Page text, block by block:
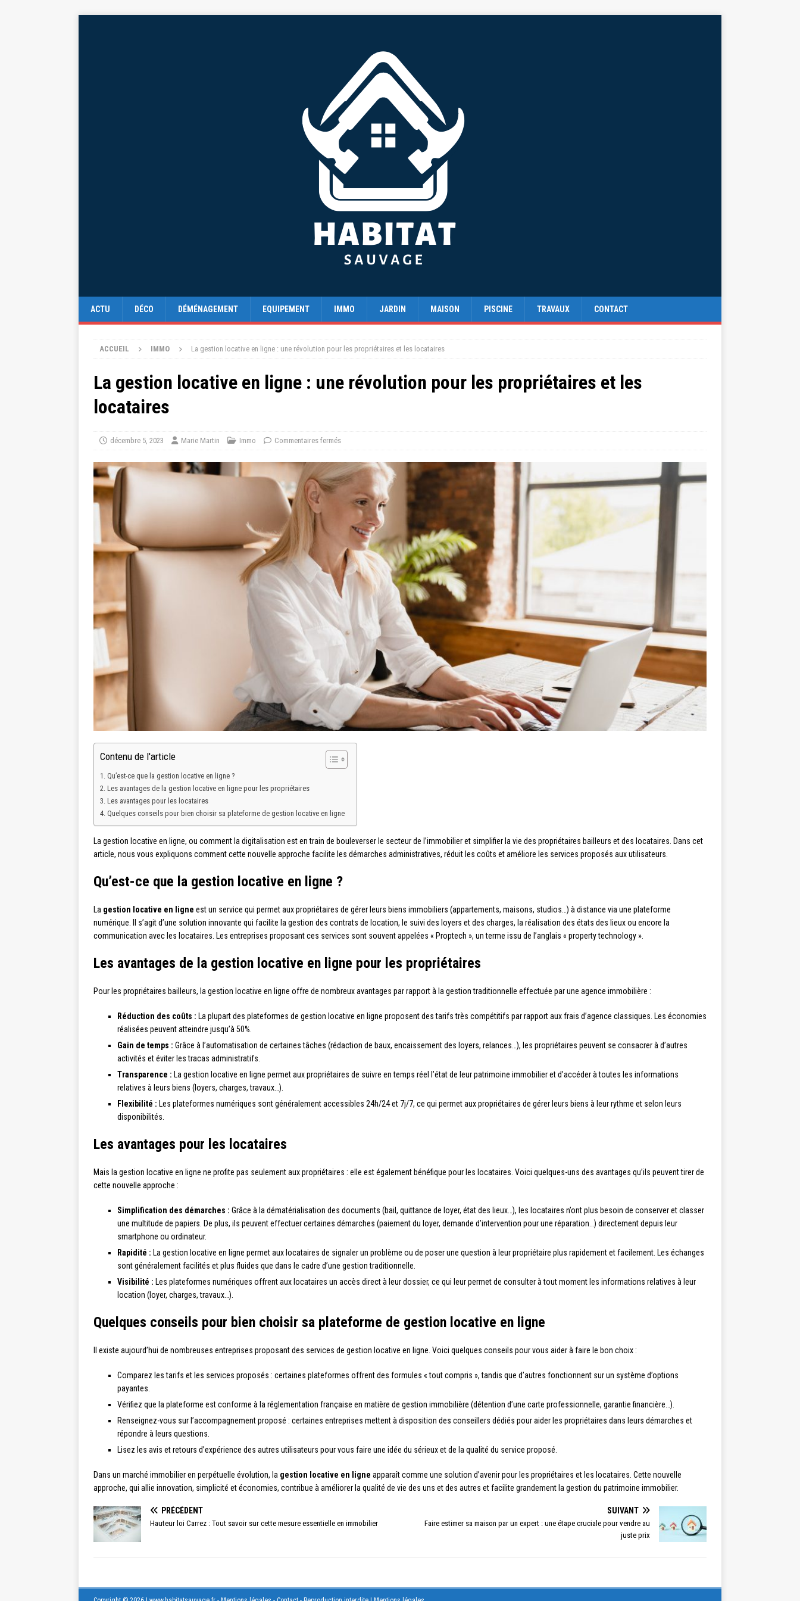
ACTU DÉCO DÉMÉNAGEMENT EQUIPEMENT IMMO JARDIN MAISON PISCINE TRAVAUX CONTACT
ACCUEIL IMMO La gestion locative en ligne : une révolution pour les propriétaires et les locataires
La gestion locative en ligne : une révolution pour les propriétaires et les
locataires
décembre 5, 2023 Marie Martin Immo Commentaires fermés
Contenu de l'article
Qu’est-ce que la gestion locative en ligne ?
Les avantages de la gestion locative en ligne pour les propriétaires
Les avantages pour les locataires
Quelques conseils pour bien choisir sa plateforme de gestion locative en ligne
La gestion locative en ligne, ou comment la digitalisation est en train de bouleverser le secteur de l’immobilier et simplifier la vie des propriétaires bailleurs et des locataires. Dans cet
article, nous vous expliquons comment cette nouvelle approche facilite les démarches administratives, réduit les coûts et améliore les services proposés aux utilisateurs.
Qu’est-ce que la gestion locative en ligne ?
La gestion locative en ligne est un service qui permet aux propriétaires de gérer leurs biens immobiliers (appartements, maisons, studios…) à distance via une plateforme
numérique. Il s’agit d’une solution innovante qui facilite la gestion des contrats de location, le suivi des loyers et des charges, la réalisation des états des lieux ou encore la
communication avec les locataires. Les entreprises proposant ces services sont souvent appelées « Proptech », un terme issu de l’anglais « property technology ».
Les avantages de la gestion locative en ligne pour les propriétaires
Pour les propriétaires bailleurs, la gestion locative en ligne offre de nombreux avantages par rapport à la gestion traditionnelle effectuée par une agence immobilière :
Réduction des coûts : La plupart des plateformes de gestion locative en ligne proposent des tarifs très compétitifs par rapport aux frais d’agence classiques. Les économies
réalisées peuvent atteindre jusqu’à 50%.
Gain de temps : Grâce à l’automatisation de certaines tâches (rédaction de baux, encaissement des loyers, relances…), les propriétaires peuvent se consacrer à d’autres
activités et éviter les tracas administratifs.
Transparence : La gestion locative en ligne permet aux propriétaires de suivre en temps réel l’état de leur patrimoine immobilier et d’accéder à toutes les informations
relatives à leurs biens (loyers, charges, travaux…).
Flexibilité : Les plateformes numériques sont généralement accessibles 24h/24 et 7j/7, ce qui permet aux propriétaires de gérer leurs biens à leur rythme et selon leurs
disponibilités.
Les avantages pour les locataires
Mais la gestion locative en ligne ne profite pas seulement aux propriétaires : elle est également bénéfique pour les locataires. Voici quelques-uns des avantages qu’ils peuvent tirer de
cette nouvelle approche :
Simplification des démarches : Grâce à la dématérialisation des documents (bail, quittance de loyer, état des lieux…), les locataires n’ont plus besoin de conserver et classer
une multitude de papiers. De plus, ils peuvent effectuer certaines démarches (paiement du loyer, demande d’intervention pour une réparation…) directement depuis leur
smartphone ou ordinateur.
Rapidité : La gestion locative en ligne permet aux locataires de signaler un problème ou de poser une question à leur propriétaire plus rapidement et facilement. Les échanges
sont généralement facilités et plus fluides que dans le cadre d’une gestion traditionnelle.
Visibilité : Les plateformes numériques offrent aux locataires un accès direct à leur dossier, ce qui leur permet de consulter à tout moment les informations relatives à leur
location (loyer, charges, travaux…).
Quelques conseils pour bien choisir sa plateforme de gestion locative en ligne
Il existe aujourd’hui de nombreuses entreprises proposant des services de gestion locative en ligne. Voici quelques conseils pour vous aider à faire le bon choix :
Comparez les tarifs et les services proposés : certaines plateformes offrent des formules « tout compris », tandis que d’autres fonctionnent sur un système d’options
payantes.
Vérifiez que la plateforme est conforme à la réglementation française en matière de gestion immobilière (détention d’une carte professionnelle, garantie financière…).
Renseignez-vous sur l’accompagnement proposé : certaines entreprises mettent à disposition des conseillers dédiés pour aider les propriétaires dans leurs démarches et
répondre à leurs questions.
Lisez les avis et retours d’expérience des autres utilisateurs pour vous faire une idée du sérieux et de la qualité du service proposé.
Dans un marché immobilier en perpétuelle évolution, la gestion locative en ligne apparaît comme une solution d’avenir pour les propriétaires et les locataires. Cette nouvelle
approche, qui allie innovation, simplicité et économies, contribue à améliorer la qualité de vie des uns et des autres et facilite grandement la gestion du patrimoine immobilier.
PRÉCÉDENT
Hauteur loi Carrez : Tout savoir sur cette mesure essentielle en immobilier
SUIVANT
Faire estimer sa maison par un expert : une étape cruciale pour vendre au
juste prix